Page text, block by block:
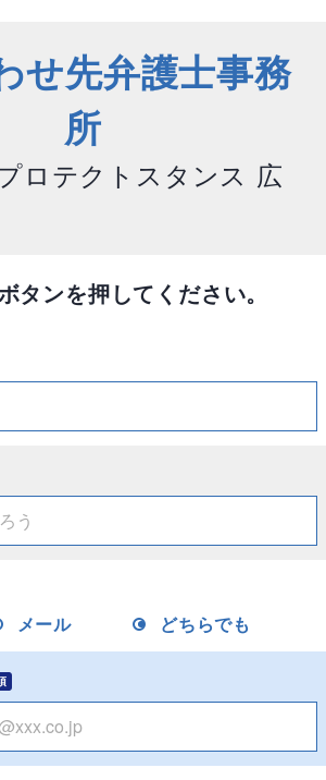
せ先弁護士事務
所
ロテクトスタンス 広
タンを押してください。
メール どちらでも